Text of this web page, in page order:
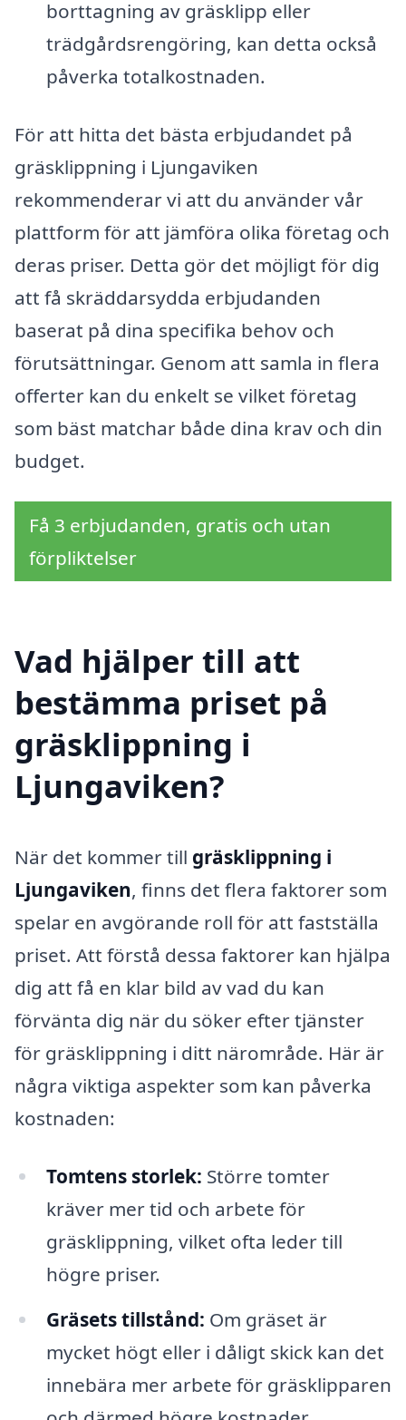
borttagning av gräsklipp eller
trädgårdsrengöring, kan detta också
påverka totalkostnaden.
För att hitta det bästa erbjudandet på
gräsklippning i Ljungaviken
rekommenderar vi att du använder vår
plattform för att jämföra olika företag och
deras priser. Detta gör det möjligt för dig
att få skräddarsydda erbjudanden
baserat på dina specifika behov och
förutsättningar. Genom att samla in flera
offerter kan du enkelt se vilket företag
som bäst matchar både dina krav och din
budget.
Få 3 erbjudanden, gratis och utan
förpliktelser
Vad hjälper till att
bestämma priset på
gräsklippning i
Ljungaviken?
När det kommer till gräsklippning i
Ljungaviken, finns det flera faktorer som
spelar en avgörande roll för att fastställa
priset. Att förstå dessa faktorer kan hjälpa
dig att få en klar bild av vad du kan
förvänta dig när du söker efter tjänster
för gräsklippning i ditt närområde. Här är
några viktiga aspekter som kan påverka
kostnaden:
Tomtens storlek: Större tomter
kräver mer tid och arbete för
gräsklippning, vilket ofta leder till
högre priser.
Gräsets tillstånd: Om gräset är
mycket högt eller i dåligt skick kan det
innebära mer arbete för gräsklipparen